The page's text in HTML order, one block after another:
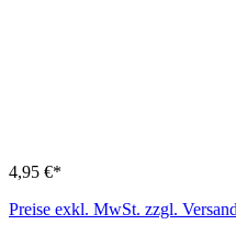
4,95 €*
Preise exkl. MwSt. zzgl.